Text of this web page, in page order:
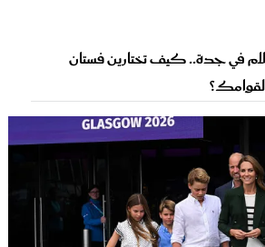
في جدة.. كيف تختارين فستان
لقوامك؟